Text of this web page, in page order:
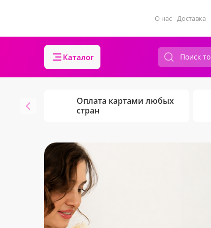
О нас Доставка
Каталог
Оплата картами любых
стран